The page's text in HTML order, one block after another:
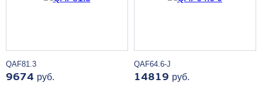
QAF81.3
9674 руб.
QAF64.6-J
14819 руб.